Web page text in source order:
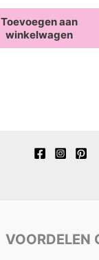
Toevoegen aan
winkelwagen
VOORDELEN